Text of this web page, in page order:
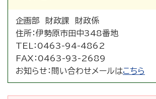
企画部 財政課 財政係
住所：伊勢原市田中348番地
TEL： 0463-94-4862
FAX： 0463-93-2689
お知らせ： 問い合わせメールはこちら